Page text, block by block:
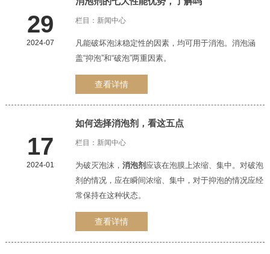
29
2024-07
栏目： 新闻中心
凡能破坏泡沫稳定性的因素，均可用于消泡。消泡涵
盖“抑泡”和“破泡”两重因素。
查看详情
17
2024-01
如何选择消泡剂 ，看这五点
栏目： 新闻中心
为破灭泡沫， 消泡剂 应该在泡膜上浓缩、集中。对破泡
剂的情况，应在瞬间浓缩、集中，对于抑泡的情况应经
常保持在这种状态。
查看详情